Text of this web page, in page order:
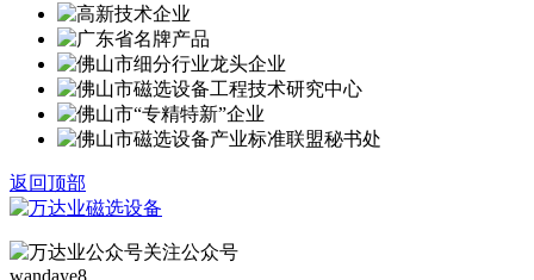
返回顶部
关注公众号
wandaye8